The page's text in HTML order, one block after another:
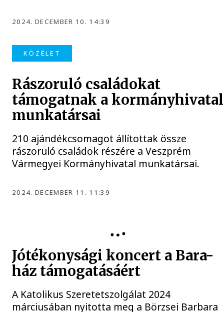
2024. DECEMBER 10. 14:39
KÖZÉLET
Rászoruló családokat
támogatnak a kormányhivatal
munkatársai
210 ajándékcsomagot állítottak össze
rászoruló családok részére a Veszprém
Vármegyei Kormányhivatal munkatársai.
2024. DECEMBER 11. 11:39
Jótékonysági koncert a Bara-
ház támogatásáért
A Katolikus Szeretetszolgálat 2024
márciusában nyitotta meg a Börzsei Barbara